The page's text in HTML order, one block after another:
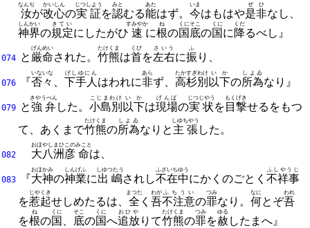
汝
なんぢ
が改心
かいしん
の実証
じつしよう
を認
みと
むる能
あた
はず。 今
いま
はもはや是非
ぜひ
なし、
神界
しんかい
の規定
きてい
にしたがひ 速
すみやか
に根
ね
の国
くに
底
そこ
の国
くに
に 降
くだ
るべし』
074 と 厳命
げんめい
された。竹熊
たけくま
は首
くび
を左右
さいう
に振
ふ
り、
076 『否々
いないな
、下手人
げしゆにん
はわれに非
あら
ず、高杉別
たかすぎわけ
以下
いか
の所為
しよゐ
なり』
079 と強弁
きやうべん
した。小島別
こじまわけ
以下
いか
は現場
げんば
の実状
じつじやう
を 目撃
もくげき
せるをもつ
て、 あくまで竹熊
たけくま
の所為
しよゐ
なりと 主張
しゆちやう
した。
082 大八洲彦
おほやしまひこの
命
みこと
は、
083 『 大神
おほかみ
の神業
しんげふ
に出嶋
しゆつたう
されし不在中
ふざいちゆう
にかくのごとく不祥事
ふしやうじ
を惹起
じやくき
せしめたるは、 全
まつた
く 吾
わが
不注意
ふちうい
の罪
つみ
なり。 何
なに
とぞ吾
われ
を根
ね
の国
くに
、 底
そこ
の国
くに
へ追放
おひや
りて竹熊
たけくま
の罪
つみ
を赦
ゆる
したまへ』